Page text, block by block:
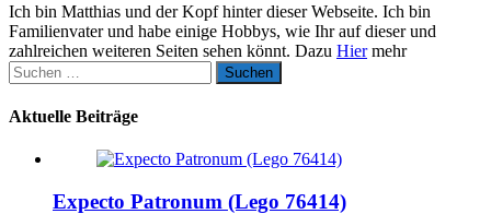
Ich bin Matthias und der Kopf hinter dieser Webseite. Ich bin
Familienvater und habe einige Hobbys, wie Ihr auf dieser und
zahlreichen weiteren Seiten sehen könnt. Dazu Hiermehr
Suchen
nach:
Aktuelle Beiträge
Expecto Patronum (Lego 76414)